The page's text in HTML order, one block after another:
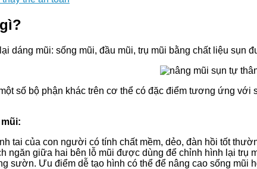
dáng mũi: sống mũi, đầu mũi, trụ mũi bằng chất liệu
số bộ phận khác trên cơ thể có đặc điểm tương ứng với
tai của con người có tính chất mềm, dẻo, đàn hồi tốt
ngăn giữa hai bên lỗ mũi được dùng để chỉnh hình lại trụ
sườn. Ưu điểm dễ tạo hình có thể để nâng cao sống mũi